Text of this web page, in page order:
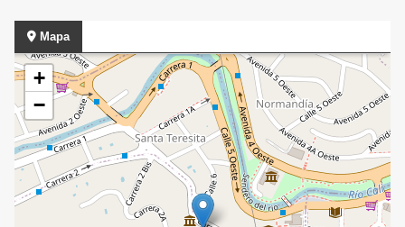
Mapa
+
−